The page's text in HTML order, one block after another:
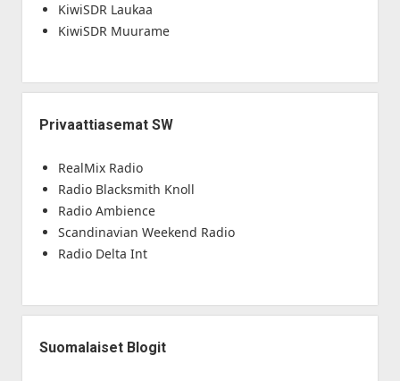
KiwiSDR Laukaa
KiwiSDR Muurame
Privaattiasemat SW
RealMix Radio
Radio Blacksmith Knoll
Radio Ambience
Scandinavian Weekend Radio
Radio Delta Int
Suomalaiset Blogit